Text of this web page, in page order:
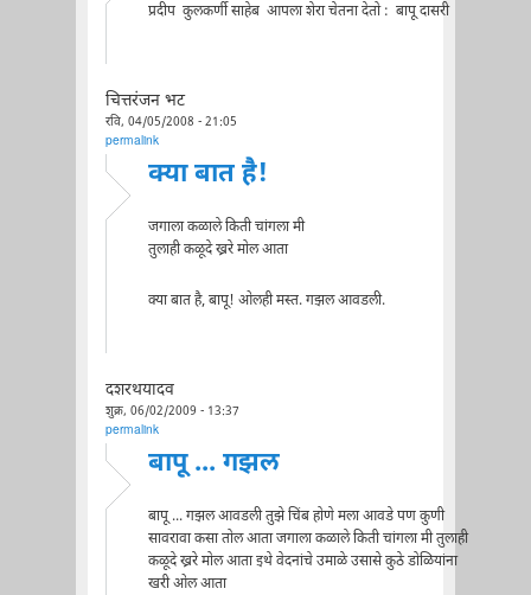
प्रदीप कुलकर्णी साहेब आपला शेरा चेतना देतो : बापू दासरी
चित्तरंजन भट
रवि, 04/05/2008 - 21:05
permalink
क्या बात है!
जगाला कळाले किती चांगला मी
तुलाही कळूदे ख्ररे मोल आता
क्या बात है, बापू! ओलही मस्त. गझल आवडली.
दशरथयादव
शुक्र, 06/02/2009 - 13:37
permalink
बापू ... गझल
बापू ... गझल आवडली तुझे चिंब होणे मला आवडे पण कुणी
सावरावा कसा तोल आता जगाला कळाले किती चांगला मी तुलाही
कळूदे ख्ररे मोल आता इथे वेदनांचे उमाळे उसासे कुठे डोळियांना
खरी ओल आता